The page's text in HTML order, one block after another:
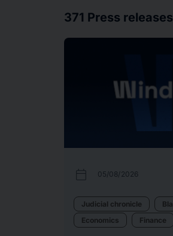
371 Press releases
calendar_today 05/08/2026
Judicial chronicle
Economics
Finance